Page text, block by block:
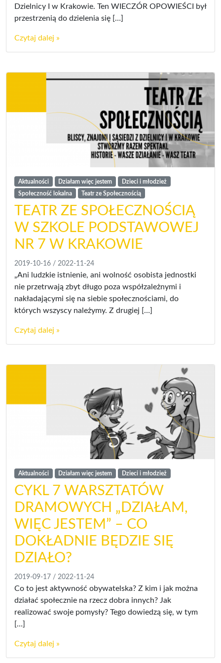
Dzielnicy I w Krakowie. Ten WIECZÓR OPOWIEŚCI był
przestrzenią do dzielenia się […]
Czytaj dalej »
Aktualności Działam więc jestem
Dzieci i młodzież
Społeczność lokalna
Teatr ze Społecznością
TEATR ZE SPOŁECZNOŚCIĄ
W SZKOLE PODSTAWOWEJ
NR 7 W KRAKOWIE
2019-10-16 / 2022-11-24
„Ani ludzkie istnienie, ani wolność osobista jednostki
nie przetrwają zbyt długo poza współzależnymi i
nakładającymi się na siebie społecznościami, do
których wszyscy należymy. Z drugiej […]
Czytaj dalej »
Aktualności Działam więc jestem Dzieci i młodzież
CYKL 7 WARSZTATÓW
DRAMOWYCH „DZIAŁAM,
WIĘC JESTEM” – CO
DOKŁADNIE BĘDZIE SIĘ
DZIAŁO?
2019-09-17 / 2022-11-24
Co to jest aktywność obywatelska? Z kim i jak można
działać społecznie na rzecz dobra innych? Jak
realizować swoje pomysły? Tego dowiedzą się, w tym
[…]
Czytaj dalej »